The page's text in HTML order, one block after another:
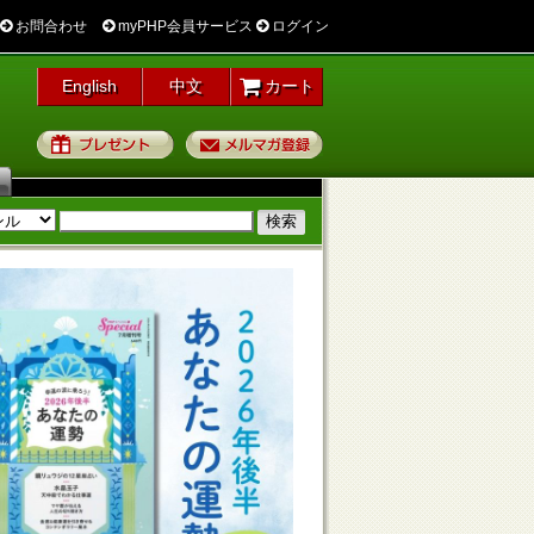
お問合わせ myPHP会員サービス ログイン
English 中文 カート
プレゼント